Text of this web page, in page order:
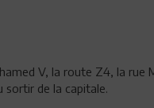
V, la route Z4, la rue
sortir de la capitale.